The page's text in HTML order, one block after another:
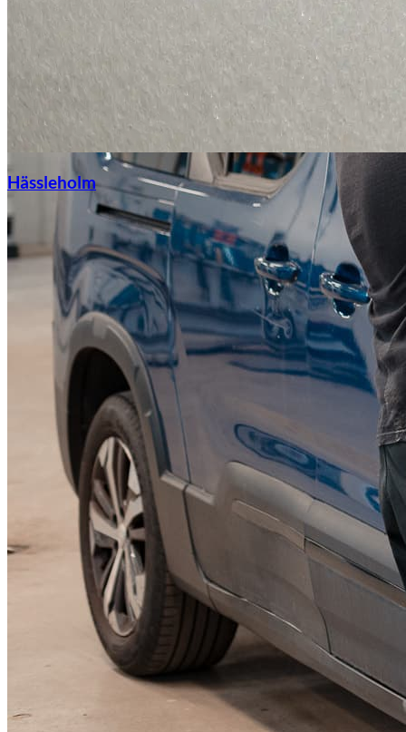
KGM Pickups
Fordonstyp
PickupTransportbilPersonbil
Visa alla fordon
Hässleholm